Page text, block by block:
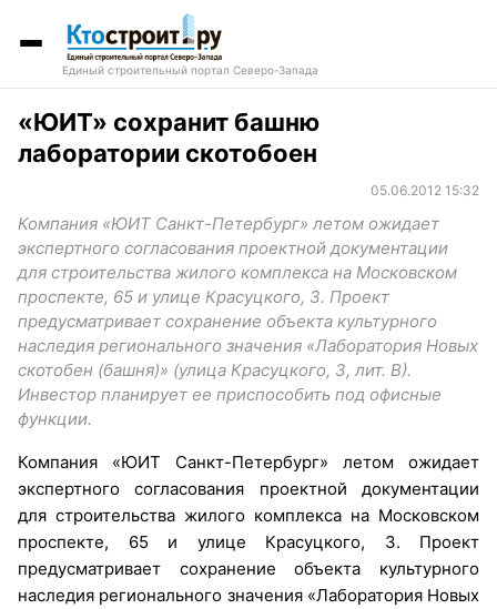
Единый строительный портал Северо-Запада
«ЮИТ» сохранит башню
лаборатории скотобоен
05.06.2012 15:32
Компания «ЮИТ Санкт-Петербург» летом ожидает
экспертного согласования проектной документации
для строительства жилого комплекса на Московском
проспекте, 65 и улице Красуцкого, 3. Проект
предусматривает сохранение объекта культурного
наследия регионального значения «Лаборатория Новых
скотобен (башня)» (улица Красуцкого, 3, лит. В).
Инвестор планирует ее приспособить под офисные
функции.
Компания «ЮИТ Санкт-Петербург» летом ожидает
экспертного согласования проектной документации
для строительства жилого комплекса на Московском
проспекте, 65 и улице Красуцкого, 3. Проект
предусматривает сохранение объекта культурного
наследия регионального значения «Лаборатория Новых